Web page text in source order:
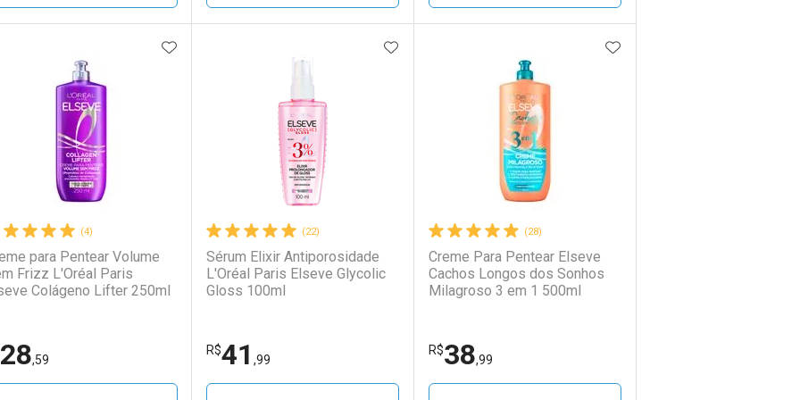
FECHAR
Ativar Desconto
FECHAR
Menos
FECHAR
Laboratório
Ativar Desconto
FECHAR
Por Menos
FECHAR
Laboratório
Ativar Desconto
FECHAR
Por Menos
(4)
para Pentear Volume
Frizz L'Oréal Paris
Colágeno Lifter 250ml
28,59
ADICIONAR AOS FAVORITOS
(22)
Sérum Elixir Antiporosidade
L'Oréal Paris Elseve Glycolic
Gloss 100ml
R$41 ,99
ADICIONAR AOS FAVORITOS
(28)
Creme Para Pentear Elseve
Cachos Longos dos Sonhos
Milagroso 3 em 1 500ml
R$38,99
ADICIONAR AOS
TERMO DIGITADO